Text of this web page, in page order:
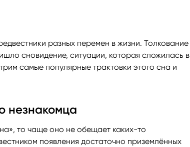
Скорпион
Козерог
Водолей Расклад Таро «Карта дня»
разных перемен в жизни. Толкование
сновидение, ситуации, которая сложилась в
самые популярные трактовки этого сна и
незнакомца
то чаще оно не обещает каких-то
появления достаточно приземлённых